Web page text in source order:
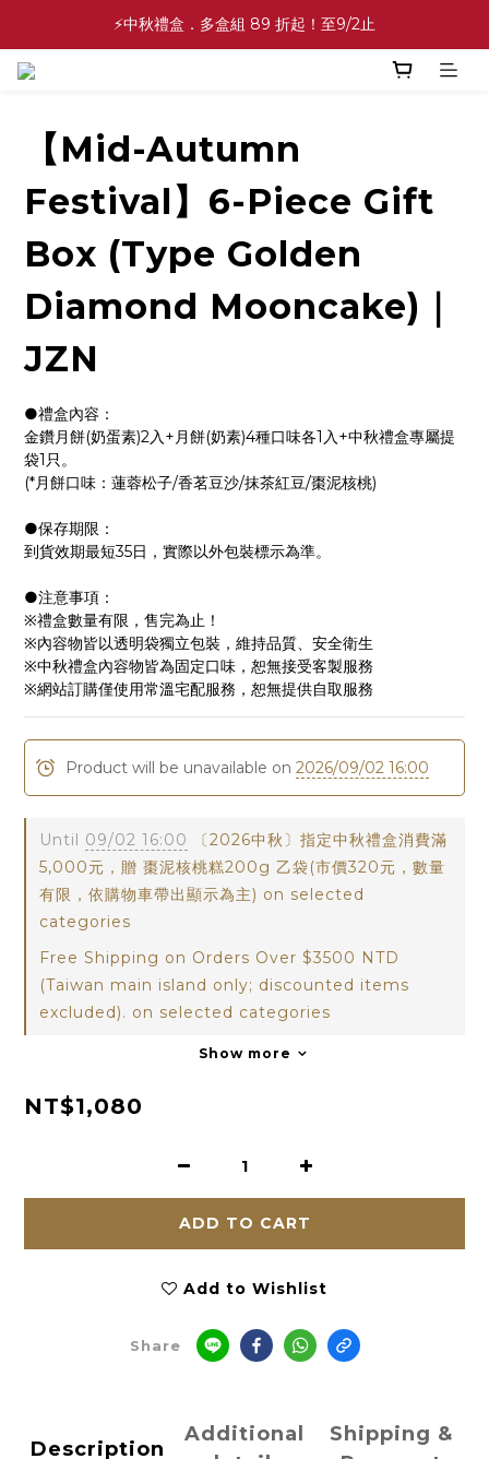
✨中秋禮盒✨滿額最高 86 折起！至9/2止
⚡中秋禮盒．多盒組 89 折起！至9/2止
💕緣滿成雙💕喜餅買10盒送2盒！加碼至8/31止
【Mid-Autumn
Festival】6-Piece Gift
Box (Type Golden
Diamond Mooncake)｜
JZN
●禮盒內容：
金鑽月餅(奶蛋素)2入+月餅(奶素)4種口味各1入+中秋禮盒專屬提
袋1只。
(*月餅口味：蓮蓉松子/香茗豆沙/抹茶紅豆/棗泥核桃)
●保存期限：
到貨效期最短35日，實際以外包裝標示為準。
●注意事項：
※禮盒數量有限，售完為止！
※內容物皆以透明袋獨立包裝，維持品質、安全衛生
※中秋禮盒內容物皆為固定口味，恕無接受客製服務
※網站訂購僅使用常溫宅配服務，恕無提供自取服務
Product will be unavailable on 2026/09/02 16:00
Until 09/02 16:00
〔2026中秋〕指定中秋禮盒消費滿
5,000元，贈 棗泥核桃糕200g 乙袋(市價320元，數量
有限，依購物車帶出顯示為主) on selected
categories
Free Shipping on Orders Over $3500 NTD
(Taiwan main island only; discounted items
excluded). on selected categories
Show more
NT$1,080
ADD TO CART
Add to Wishlist
Share
Description
Additional
Shipping &